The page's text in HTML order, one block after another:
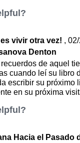
vivir otra vez! ,
Denton
de aquel
cuando leí su libro
escribir su próximo
en su próxima
Hacia el Pasado